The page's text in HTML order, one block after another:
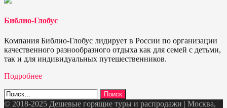
Библио-Глобус
Компания Библио-Глобус лидирует в России по организации
качественного разнообразного отдыха как для семей с детьми,
так и для индивидуальных путешественников.
Подробнее
Найти:
© 2018-2025 Дешевые горящие туры и распродажи | Москва,